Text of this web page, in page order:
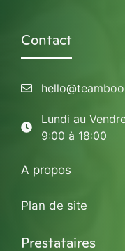
Contact
Lundi au
9:00 à 18:00
A propos
Plan de site
Prestataires